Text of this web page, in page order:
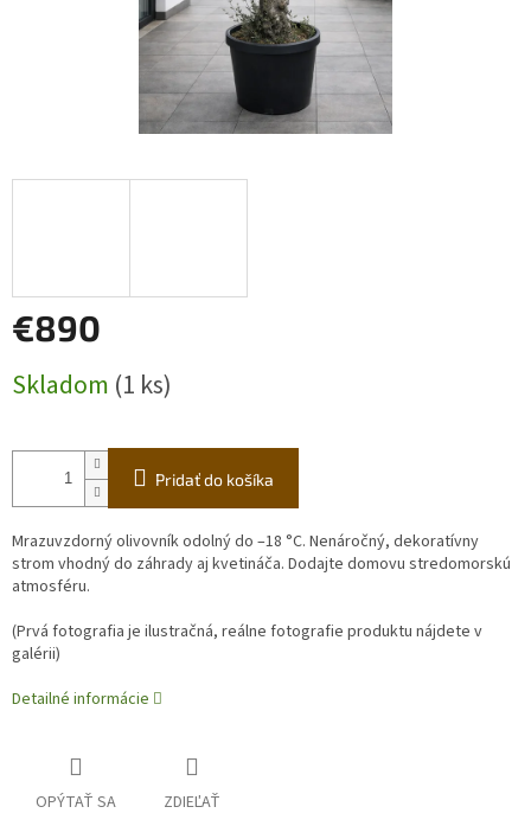
€890
cena:
Skladom (1 ks)
Pridať do košíka
Mrazuvzdorný olivovník odolný do –18 °C. Nenáročný, dekoratívny
strom vhodný do záhrady aj kvetináča. Dodajte domovu stredomorskú
atmosféru.
(Prvá fotografia je ilustračná, reálne fotografie produktu nájdete v
galérii)
Detailné informácie
OPÝTAŤ SA ZDIEĽAŤ